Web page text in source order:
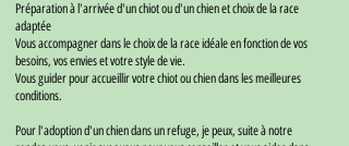
Préparation à l'arrivée d'un chiot ou d'un chien et choix de la race
adaptée
Vous accompagner dans le choix de la race idéale en fonction de vos
besoins, vos envies et votre style de vie.
Vous guider pour accueillir votre chiot ou chien dans les meilleures
conditions.
Pour l'adoption d'un chien dans un refuge, je peux, suite à notre